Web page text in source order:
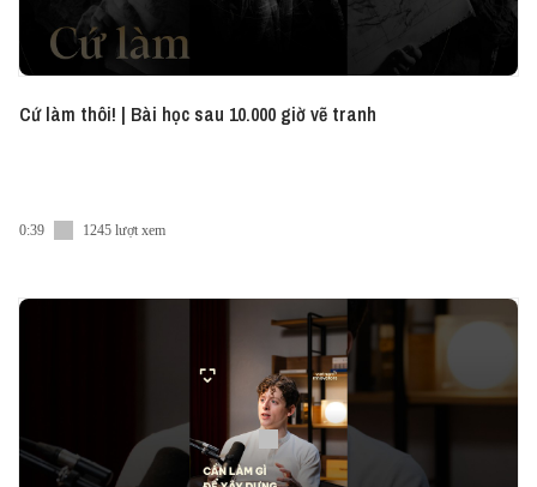
Cứ làm thôi! | Bài học sau 10.000 giờ vẽ tranh
0:39 1245 lượt xem